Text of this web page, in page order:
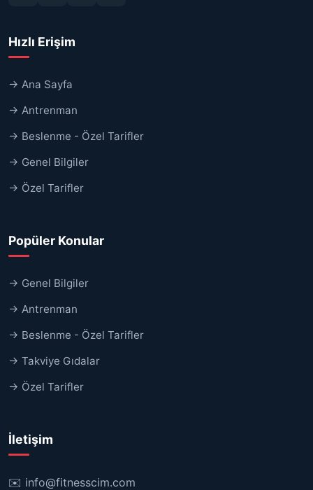
Hızlı Erişim
→ Ana Sayfa
→ Antrenman
→ Beslenme - Özel Tarifler
→ Genel Bilgiler
→ Özel Tarifler
Popüler Konular
→ Genel Bilgiler
→ Antrenman
→ Beslenme - Özel Tarifler
→ Takviye Gıdalar
→ Özel Tarifler
İletişim
✉️ info@fitnesscim.com